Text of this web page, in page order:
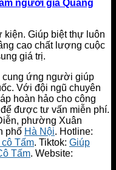
người già Quảng
kiện. Giúp biệt thự luôn
cao chất lượng cuộc
giá trị.
cung ứng người giúp
Với đội ngũ chuyên
hoàn hảo cho công
được tư vấn miễn phí.
phường Xuân
phố Hà Nội. Hotline:
Tấm. Tiktok: Giúp
Tấm. Website: